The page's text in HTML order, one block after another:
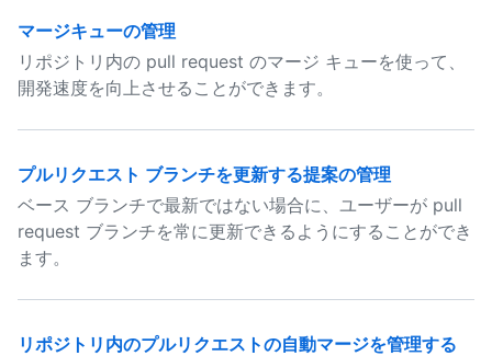
マージキューの管理
リポジトリ内の pull request のマージ キューを使って、
開発速度を向上させることができます。
プルリクエスト ブランチを更新する提案の管理
ベース ブランチで最新ではない場合に、ユーザーが pull
request ブランチを常に更新できるようにすることができ
ます。
リポジトリ内のプルリクエストの自動マージを管理する